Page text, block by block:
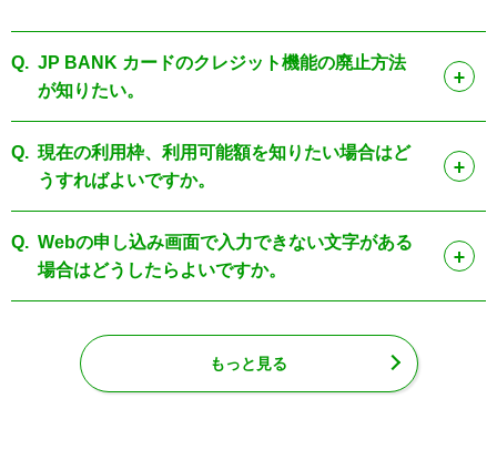
Q. JP BANK カードのクレジット機能の廃止方法
が知りたい。
Q. 現在の利用枠、利用可能額を知りたい場合はど
うすればよいですか。
Q. Webの申し込み画面で入力できない文字がある
場合はどうしたらよいですか。
もっと見る